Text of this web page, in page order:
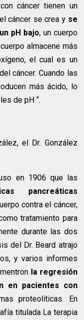
cáncer tienen un
cáncer se crea y se
pH bajo, un cuerpo
almacene más
el cual es un
cáncer. Cuando las
más ácido, lo
de pH “.
el Dr. González
en 1906 que las
pancreáticas
contra el cáncer,
tratamiento para
durante las dos
del Dr. Beard atrajo
y varios informes
la regresión
en pacientes con
proteolíticas. En
titulada La terapia